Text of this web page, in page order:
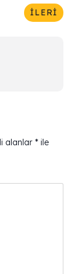
İLERI
alanlar * ile